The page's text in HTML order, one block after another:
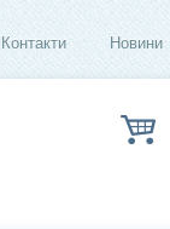
Контакти Новини